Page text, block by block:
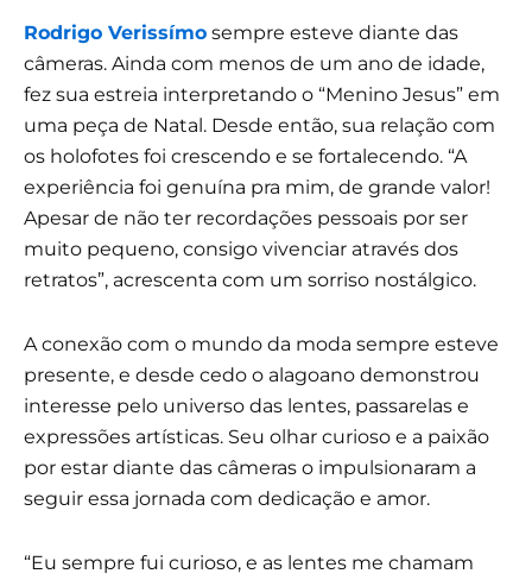
Rodrigo Verissímo sempre esteve diante das
câmeras. Ainda com menos de um ano de idade,
fez sua estreia interpretando o “Menino Jesus” em
uma peça de Natal. Desde então, sua relação com
os holofotes foi crescendo e se fortalecendo. “A
experiência foi genuína pra mim, de grande valor!
Apesar de não ter recordações pessoais por ser
muito pequeno, consigo vivenciar através dos
retratos”, acrescenta com um sorriso nostálgico.
A conexão com o mundo da moda sempre esteve
presente, e desde cedo o alagoano demonstrou
interesse pelo universo das lentes, passarelas e
expressões artísticas. Seu olhar curioso e a paixão
por estar diante das câmeras o impulsionaram a
seguir essa jornada com dedicação e amor.
“Eu sempre fui curioso, e as lentes me chamam